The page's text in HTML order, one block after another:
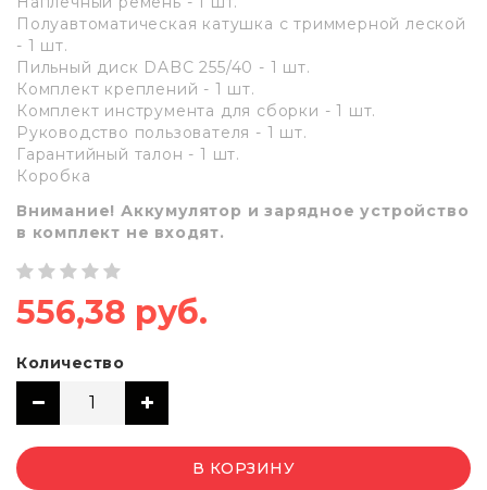
Полуавтоматическая катушка с триммерной леской
- 1 шт.
Пильный диск DABC 255/40 - 1 шт.
Комплект креплений - 1 шт.
Комплект инструмента для сборки - 1 шт.
Руководство пользователя - 1 шт.
Гарантийный талон - 1 шт.
Коробка
Внимание! Аккумулятор и зарядное устройство
в комплект не входят.
556,38 руб.
Количество
В КОРЗИНУ